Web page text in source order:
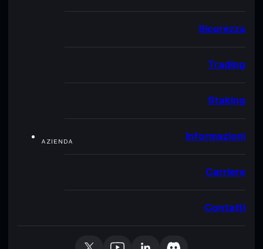
Sicurezza
Trading
Staking
AZIENDA Informazioni
Carriere
Contatti